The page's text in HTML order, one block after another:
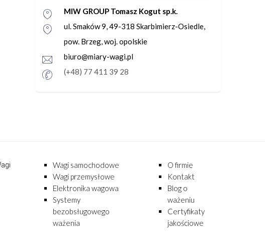
MIW GROUP Tomasz Kogut sp.k.
ul. Smaków 9, 49-318 Skarbimierz-Osiedle,
pow. Brzeg, woj. opolskie
biuro@miary-wagi.pl
(+48) 77 411 39 28
Wagi samochodowe
Wagi przemysłowe
Elektronika wagowa
Systemy
bezobsługowego
ważenia
O firmie
Kontakt
Blog o
ważeniu
Certyfikaty
jakościowe